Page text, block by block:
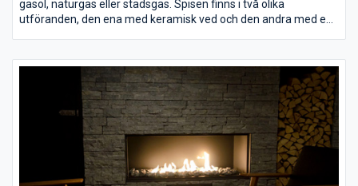
gasol, naturgas eller stadsgas. Spisen finns i två olika
utföranden, den ena med keramisk ved och den andra med en
färger om så önskas.